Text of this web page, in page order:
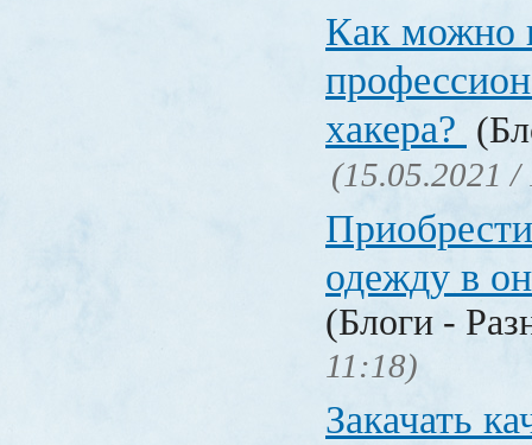
Как можно
хакера?
(15.05.2021 /
одежду в
(Блоги -
11:18)
Закачать